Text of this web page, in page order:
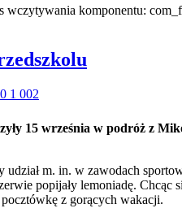
wczytywania komponentu:
15 września w podróż z
udział m. in. w zawodach
popijały lemoniadę. Chcąc
z gorących wakacji.